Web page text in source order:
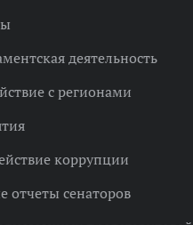
деятельность
с регионами
коррупции
отчеты сенаторов